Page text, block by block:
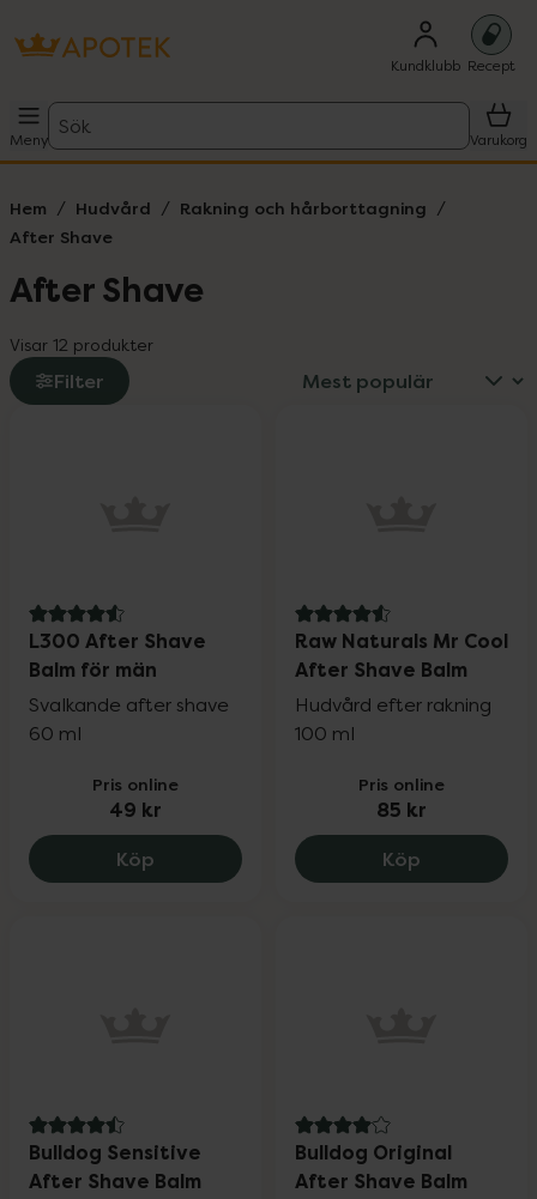
Kundklubb Recept
Meny
Sök
Varukorg
Hem Hudvård
Rakning och hårborttagning
After Shave
After Shave
Visar 12 produkter
Filter
4.6 av 5 i omdöme
L300 After Shave
Balm för män
Svalkande after shave
60 ml
Pris online
49 kr
Köp L300 After Shave Balm för män, 49 kr.
4.6 av 5 i omdöme
Raw Naturals Mr Cool
After Shave Balm
Hudvård efter rakning
100 ml
Pris online
85 kr
Köp Raw
4.5 av 5 i omdöme
Bulldog Sensitive
After Shave Balm
4 av 5 i omdöme
Bulldog Original
After Shave Balm